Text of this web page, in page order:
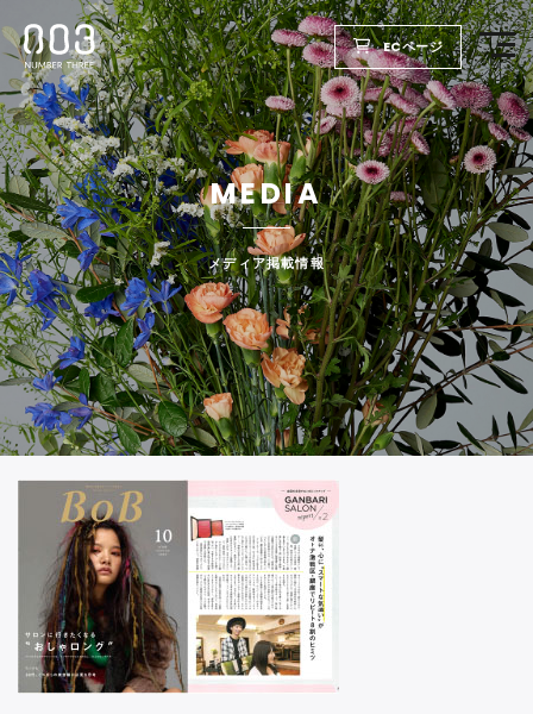
ECページ
MEDIA
メディア掲載情報
TOP
PRODUCTS
WELLBEING REPORT
FOR SALON
COMPANY
RECRUIT
CONTACT